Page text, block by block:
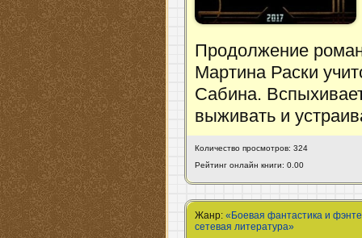
Продолжение
Мартина Раски
Сабина.
выживать и
Количество просмотров: 324
Рейтинг онлайн книги: 0.00
Жанр:«Боевая фантастика и
сетевая литература»